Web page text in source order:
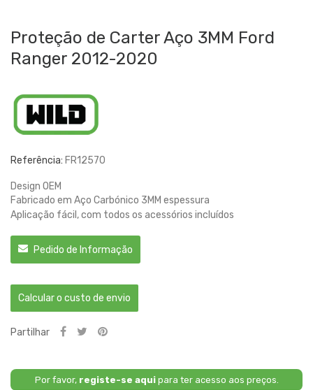
Proteção de Carter Aço 3MM Ford
Ranger 2012-2020
Referência: FR12570
Design OEM
Fabricado em Aço Carbónico 3MM espessura
Aplicação fácil, com todos os acessórios incluídos
Pedido de Informação
Calcular o custo de envio
Partilhar
Por favor, registe-se aquipara ter acesso aos preços.